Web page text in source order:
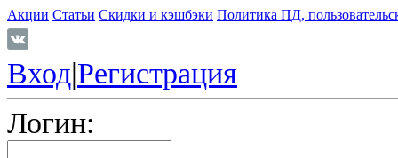
Акции Статьи Скидки и кэшбэки Политика ПД,
Вход|Регистрация
Логин: